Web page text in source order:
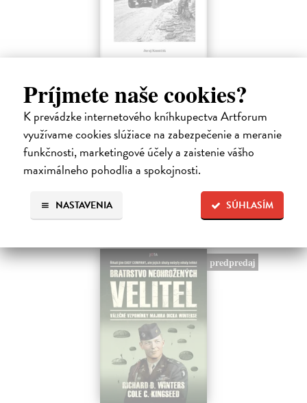
Príjmete naše cookies?
K prevádzke internetového kníhkupectva Artforum
využívame cookies slúžiace na zabezpečenie a meranie
funkčnosti, marketingové účely a zaistenie vášho
maximálneho pohodlia a spokojnosti.
SÚHLASÍM
NASTAVENIA
Kumičák Juraj| Kniha
Celé desaťročia sovietska, a následne ruská propaganda vykresľovali
históriu Sovietskeho zväzu v pozitívnych či hrdinských podobách.
Napriek tomu sa našli v ZSSR či Rusku historici či novinári, ktorí
mali…
Na sklade ?
predpredaj